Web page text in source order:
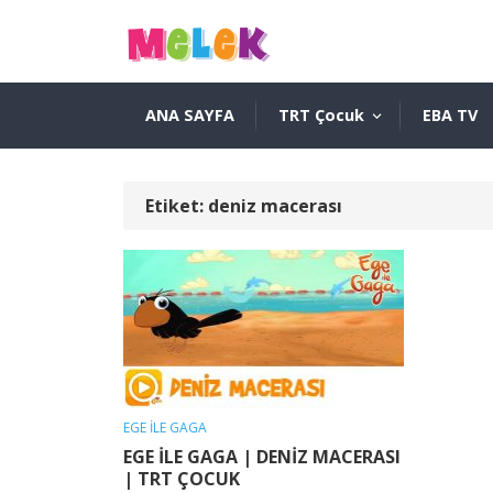
ANA SAYFA TRT Çocuk EBA TV
Etiket: deniz macerası
EGE İLE GAGA
EGE İLE GAGA | DENİZ MACERASI
| TRT ÇOCUK